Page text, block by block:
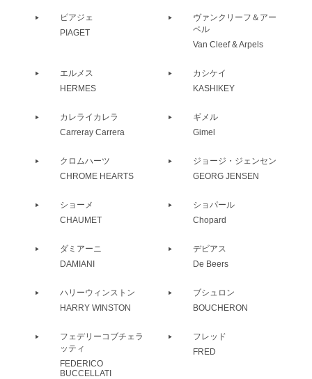
ピアジェ
PIAGET
ヴァンクリーフ＆アー
ペル
Van Cleef & Arpels
エルメス
HERMES
カシケイ
KASHIKEY
カレライカレラ
Carreray Carrera
ギメル
Gimel
クロムハーツ
CHROME HEARTS
ジョージ・ジェンセン
GEORG JENSEN
ショーメ
CHAUMET
ショパール
Chopard
ダミアーニ
DAMIANI
デビアス
De Beers
ハリーウィンストン
HARRY WINSTON
ブシュロン
BOUCHERON
フェデリーコブチェラ
ッティ
FEDERICO
BUCCELLATI
フレッド
FRED